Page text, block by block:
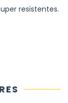
resistentes.